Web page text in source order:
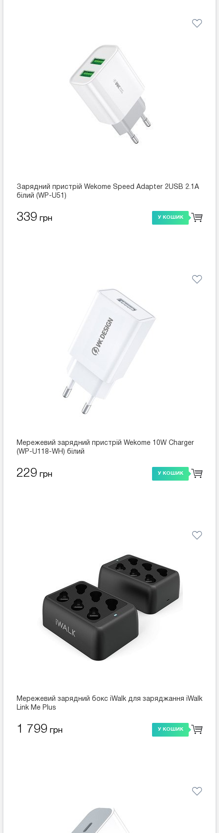
Зарядний пристрій Wekome Speed Adapter 2USB 2.1A
білий (WP-U51)
339 грн У КОШИК
Мережевий зарядний пристрій Wekome 10W Charger
(WP-U118-WH) білий
229 грн У КОШИК
Мережевий зарядний бокс iWalk для заряджання iWalk
Link Me Plus
1 799 грн У КОШИК